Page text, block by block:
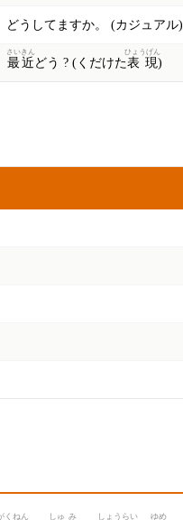
どうしてますか。 (カジュアル)
最
さい
近
きん
どう ? (くだけた表現
ひょうげん
)
く ねん しゅ み しょう らい ゆめ